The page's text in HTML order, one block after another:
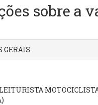
sobre a
GERAIS